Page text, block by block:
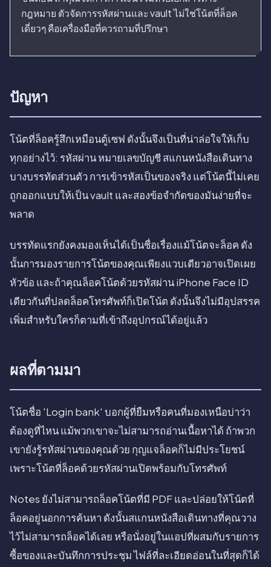
กฎหมาย ตัวจัดการรหัสผ่านและ vault ไม่ใช่โน้ตที่ล็อค
เดี่ยวๆ คือเครื่องมือที่ควรถามที่ปรึกษา
ปัญหา
โน้ตที่ล็อครู้สึกเหมือนตู้เซฟ ดังนั้นจึงเป็นที่น่าล่อใจให้เก็บ
ทุกอย่างไว้: รหัสผ่าน หมายเลขบัญชี สแกนหนังสือเดินทาง
บางบรรทัดส่วนตัว การเข้ารหัสเป็นของจริง แต่โน้ตนี้ไม่เคย
ถูกออกแบบให้เป็น vault และสองข้อจำกัดของมันง่ายที่จะ
พลาด
บรรทัดแรกยังคงมองเห็นได้เป็นชื่อเรื่องแม้โน้ตจะล็อค ดัง
นั้นการมองรายการโน้ตของคุณเพียงแวบเดียวอาจเปิดเผย
หัวข้อ และถ้าคุณล็อคโน้ตด้วยรหัสผ่าน iPhone Face ID
เดียวกันที่ปลดล็อคโทรศัพท์ก็เปิดโน้ต ดังนั้นจึงไม่มีอุปสรรค
เพิ่มสำหรับใครก็ตามที่เข้าถึงอุปกรณ์ได้อยู่แล้ว
ผลที่ตามมา
โน้ตชื่อ 'Login bank' บอกผู้ที่ยืมหรือคนที่มองเหนือบ่าว่า
ต้องดูที่ไหน แม้พวกเขาจะไม่สามารถอ่านเนื้อหาได้ ถ้าพวก
เขายังรู้รหัสผ่านของคุณด้วย กุญแจล็อคก็ไม่มีประโยชน์
เพราะโน้ตที่ล็อคด้วยรหัสผ่านเปิดพร้อมกับโทรศัพท์
Notes ยังไม่สามารถล็อคโน้ตที่มี PDF และปล่อยให้โน้ตที่
ล็อคอยู่นอกการค้นหา ดังนั้นสแกนหนังสือเดินทางที่คุณวาง
ไว้ไม่สามารถล็อคได้เลย หรือนั่งอยู่ในแอปที่ผสมกับรายการ
ซื้อของและบันทึกการประชุม ไฟล์ที่ละเอียดอ่อนในที่สุดก็ได้